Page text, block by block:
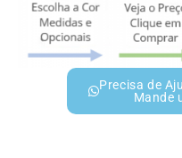
Precisa de
Mande